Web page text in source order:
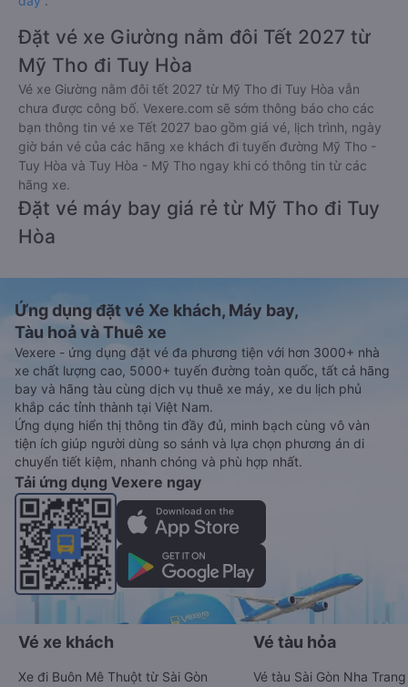
Đặt vé xe Giường nằm đôi Tết 2027 từ
Mỹ Tho đi Tuy Hòa
Vé xe Giường nằm đôi tết 2027 từ Mỹ Tho đi Tuy Hòa vẫn
chưa được công bố. Vexere.com sẽ sớm thông báo cho các
bạn thông tin vé xe Tết 2027 bao gồm giá vé, lịch trình, ngày
giờ bán vé của các hãng xe khách đi tuyến đường Mỹ Tho -
Tuy Hòa và Tuy Hòa - Mỹ Tho ngay khi có thông tin từ các
hãng xe.
Đặt vé máy bay giá rẻ từ Mỹ Tho đi Tuy
Hòa
Ứng dụng đặt vé Xe khách, Máy bay,
Tàu hoả và Thuê xe
Vexere - ứng dụng đặt vé đa phương tiện với hơn 3000+ nhà
xe chất lượng cao, 5000+ tuyến đường toàn quốc, tất cả hãng
bay và hãng tàu cùng dịch vụ thuê xe máy, xe du lịch phủ
khắp các tỉnh thành tại Việt Nam.
Ứng dụng hiển thị thông tin đầy đủ, minh bạch cùng vô vàn
tiện ích giúp người dùng so sánh và lựa chọn phương án di
chuyển tiết kiệm, nhanh chóng và phù hợp nhất.
Tải ứng dụng Vexere ngay
Vé xe khách
Xe đi Buôn Mê Thuột từ Sài Gòn
Vé tàu hỏa
Vé tàu Sài Gòn Nha Trang